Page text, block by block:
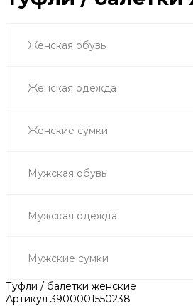
Женская обувь
Женская одежда
Женские сумки
Мужская обувь
Мужская одежда
Мужские сумки
Туфли / балетки женские
Артикул3900001550238